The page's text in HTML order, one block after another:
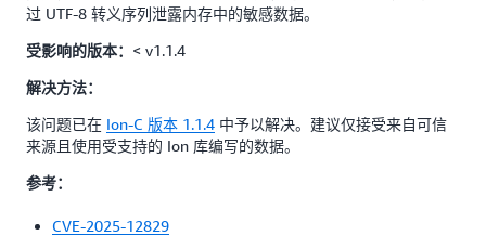
过 UTF-8 转义序列泄露内存中的敏感数据。
受影响的版本： < v1.1.4
解决方法：
该问题已在 Ion-C 版本 1.1.4 中予以解决。建议仅接受来自可信
来源且使用受支持的 Ion 库编写的数据。
参考：
CVE-2025-12829